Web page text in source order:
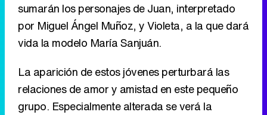
sumarán los personajes de Juan, interpretado
por Miguel Ángel Muñoz, y Violeta, a la que dará
vida la modelo María Sanjuán.
La aparición de estos jóvenes perturbará las
relaciones de amor y amistad en este pequeño
grupo. Especialmente alterada se verá la